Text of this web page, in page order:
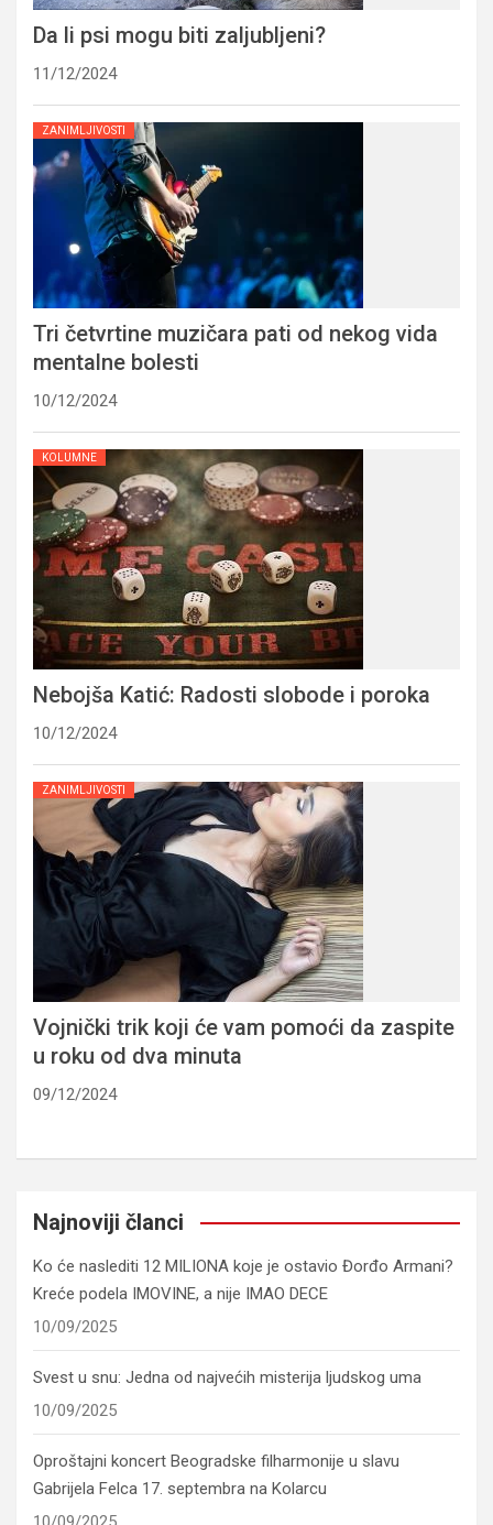
Da li psi mogu biti zaljubljeni?
11/12/2024
ZANIMLJIVOSTI
Tri četvrtine muzičara pati od nekog vida
mentalne bolesti
10/12/2024
KOLUMNE
Nebojša Katić: Radosti slobode i poroka
10/12/2024
ZANIMLJIVOSTI
Vojnički trik koji će vam pomoći da zaspite
u roku od dva minuta
09/12/2024
Najnoviji članci
Ko će naslediti 12 MILIONA koje je ostavio Đorđo Armani?
Kreće podela IMOVINE, a nije IMAO DECE
10/09/2025
Svest u snu: Jedna od najvećih misterija ljudskog uma
10/09/2025
Oproštajni koncert Beogradske filharmonije u slavu
Gabrijela Felca 17. septembra na Kolarcu